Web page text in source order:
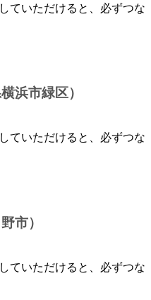
ていただけると、必ずつな
浜市緑区）
ていただけると、必ずつな
市）
ていただけると、必ずつな